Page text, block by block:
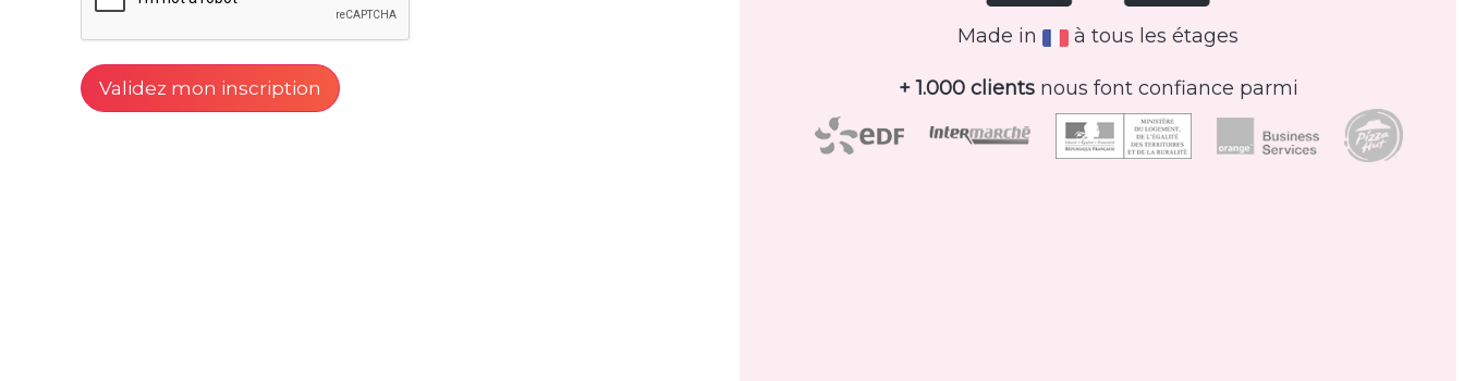
Validez mon inscription
Made in à tous les étages
+ 1.000 clientsnous font confiance parmi